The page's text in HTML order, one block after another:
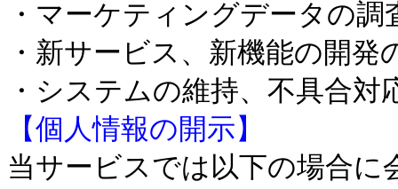
・マーケティングデータの調
・新サービス、新機能の開発
・システムの維持、不具合対
【個人情報の開示】
当サービスでは以下の場合に